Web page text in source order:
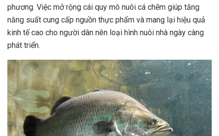
phương. Việc mở rộng cái quy mô nuôi cá chẽm giúp tăng
năng suất cung cấp nguồn thực phẩm và mang lại hiệu quả
kinh tế cao cho người dân nên loại hình nuôi nhà ngày càng
phát triển.